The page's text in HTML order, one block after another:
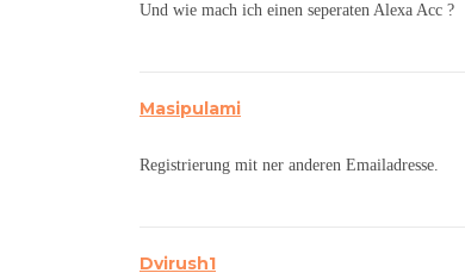
Und wie mach ich einen seperaten Alexa Acc ?
Masipulami
Registrierung mit ner anderen Emailadresse.
Dvirush1